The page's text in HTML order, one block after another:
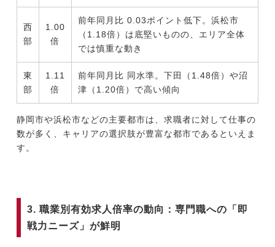
西
部
1.00
倍
前年同月比 0.03ポイント低下。浜松市
（1.18倍）は底堅いものの、エリア全体
では慎重な動き
東
部
1.11
倍
前年同月比 同水準。下田（1.48倍）や沼
津（1.20倍）で高い傾向
静岡市や浜松市などの主要都市は、求職者に対して仕事の
数が多く、キャリアの選択肢が豊富な都市であるといえま
す。
3. 職業別有効求人倍率の動向：専門職への「即
戦力ニーズ」が鮮明